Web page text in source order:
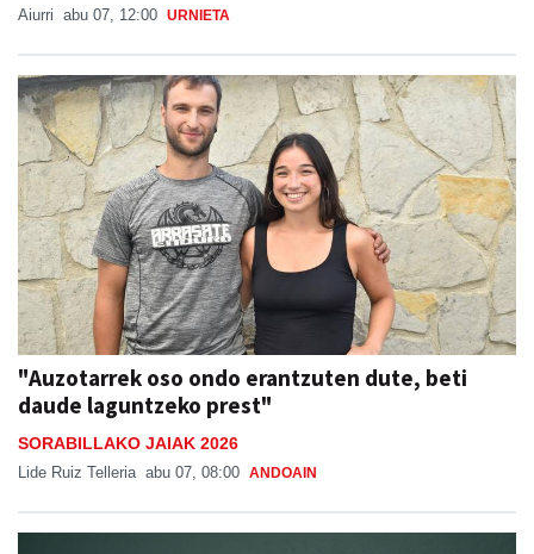
Aiurri abu 07, 12:00 URNIETA
"Auzotarrek oso ondo erantzuten dute, beti
daude laguntzeko prest"
SORABILLAKO JAIAK 2026
Lide Ruiz Telleria abu 07, 08:00 ANDOAIN